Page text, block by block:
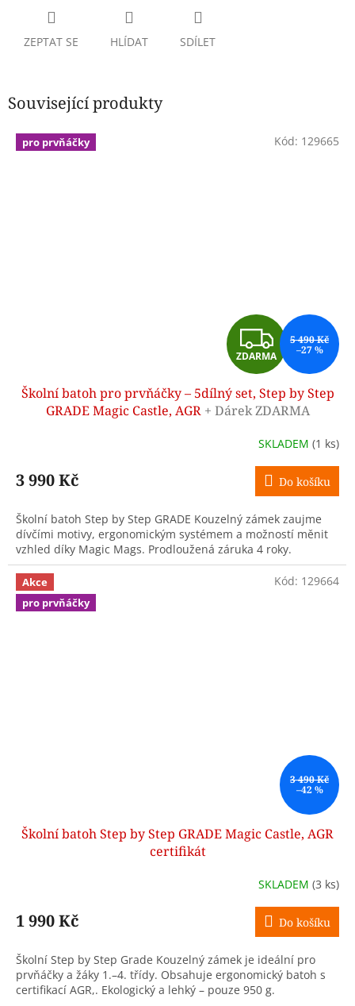
ZEPTAT SE HLÍDAT SDÍLET
Související produkty
pro prvňáčky
Z
D
A
R
M
A
ZDARMA
5 490 Kč
–27 %
Školní batoh pro prvňáčky – 5dílný set, Step by Step
GRADE Magic Castle, AGR + Dárek ZDARMA
SKLADEM (1 ks)
3 990 Kč Do košíku
Školní batoh Step by Step GRADE Kouzelný zámek zaujme
dívčími motivy, ergonomickým systémem a možností měnit
vzhled díky Magic Mags. Prodloužená záruka 4 roky.
Kód: 129665
Akce
pro prvňáčky
3 490 Kč
–42 %
Školní batoh Step by Step GRADE Magic Castle, AGR
certifikát
SKLADEM (3 ks)
1 990 Kč Do košíku
Školní Step by Step Grade Kouzelný zámek je ideální pro
prvňáčky a žáky 1.–4. třídy. Obsahuje ergonomický batoh s
certifikací AGR,. Ekologický a lehký – pouze 950 g.
Kód: 129664